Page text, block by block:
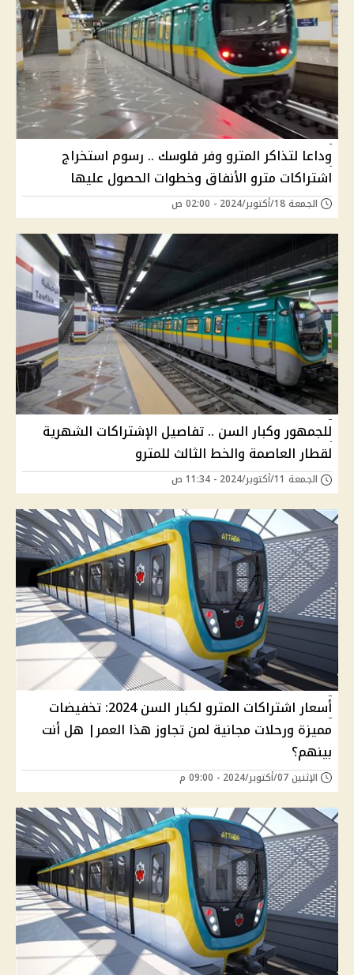
وداعا لتذاكر المترو وفر فلوسك .. رسوم استخراج
اشتراكات مترو الأنفاق وخطوات الحصول عليها
الجمعة 18/أكتوبر/2024 - 02:00 ص
للجمهور وكبار السن .. تفاصيل الإشتراكات الشهرية
لقطار العاصمة والخط الثالث للمترو
الجمعة 11/أكتوبر/2024 - 11:34 ص
أسعار اشتراكات المترو لكبار السن 2024: تخفيضات
مميزة ورحلات مجانية لمن تجاوز هذا العمر| هل أنت
بينهم؟
الإثنين 07/أكتوبر/2024 - 09:00 م